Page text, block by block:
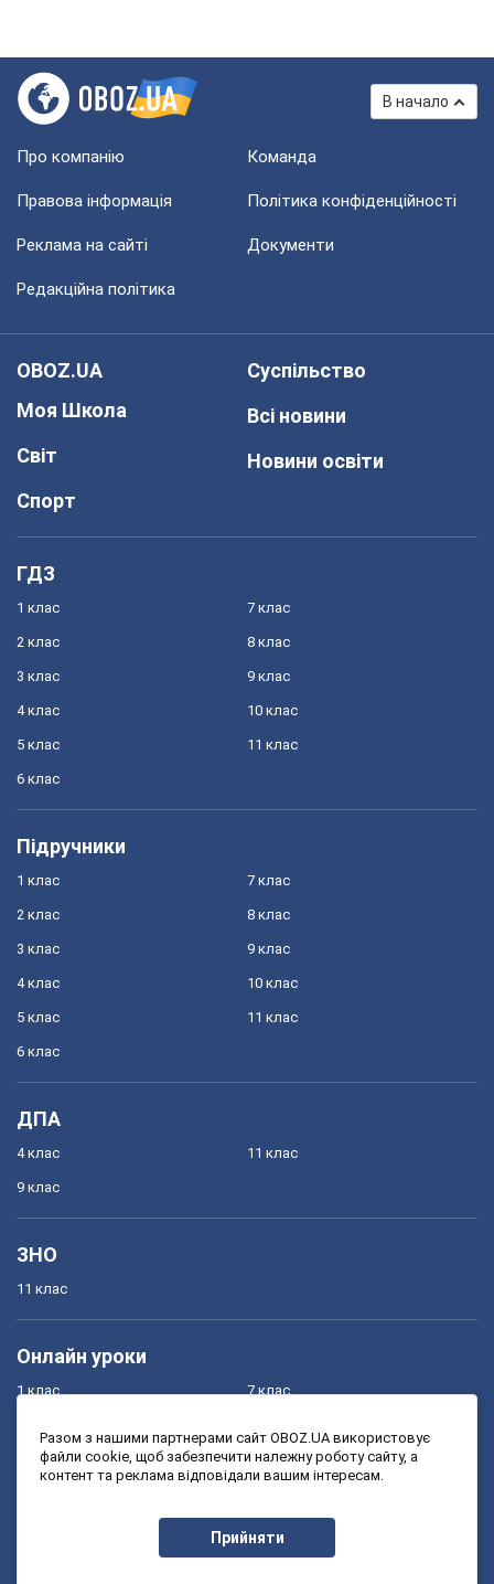
В начало
Про компанію Команда
Правова інформація Політика конфіденційності
Реклама на сайті Документи
Редакційна політика
OBOZ.UA
Моя Школа
Світ
Спорт
Суспільство
Всі новини
Новини освіти
ГДЗ
1 клас
2 клас
3 клас
4 клас
5 клас
6 клас
7 клас
8 клас
9 клас
10 клас
11 клас
Підручники
1 клас
2 клас
3 клас
4 клас
5 клас
6 клас
7 клас
8 клас
9 клас
10 клас
11 клас
ДПА
4 клас
9 клас
11 клас
ЗНО
11 клас
Онлайн уроки
1 клас
3 клас
7 клас
9 клас
Разом з нашими партнерами сайт OBOZ.UA використовує
файли cookie, щоб забезпечити належну роботу сайту, а
контент та реклама відповідали вашим інтересам.
Прийняти